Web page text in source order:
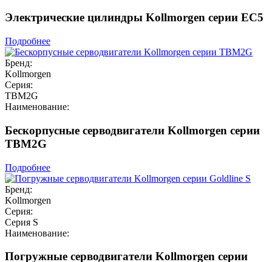
Электрические цилиндры Kollmorgen серии EC5
Подробнее
Бренд:
Kollmorgen
Серия:
TBM2G
Наименование:
Бескорпусные серводвигатели Kollmorgen серии
TBM2G
Подробнее
Бренд:
Kollmorgen
Серия:
Серия S
Наименование:
Погружные серводвигатели Kollmorgen серии